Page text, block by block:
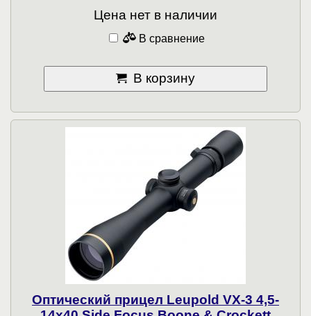
Цена нет в наличии
В сравнение
В корзину
Оптический прицел Leupold VX-3 4,5-